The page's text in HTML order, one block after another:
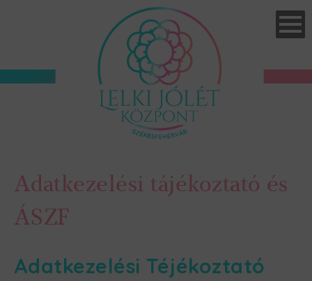
Adatkezelési tájékoztató és
ÁSZF
Adatkezelési Téjékoztató